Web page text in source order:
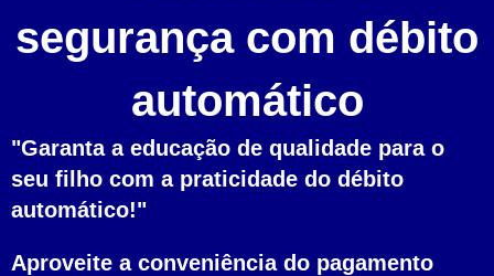
segurança com débito
automático
"Garanta a educação de qualidade para o
seu filho com a praticidade do débito
automático!"
Aproveite a conveniência do pagamento